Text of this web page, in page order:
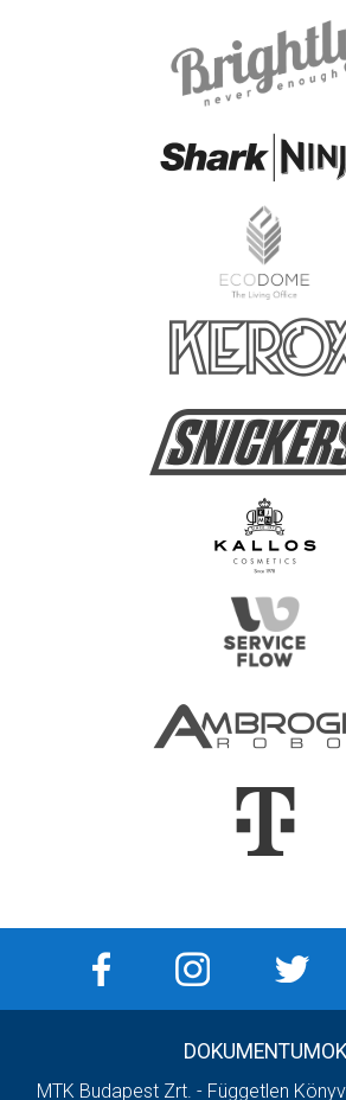
DOKUMENTUMOK
MTK Budapest Zrt. - Független